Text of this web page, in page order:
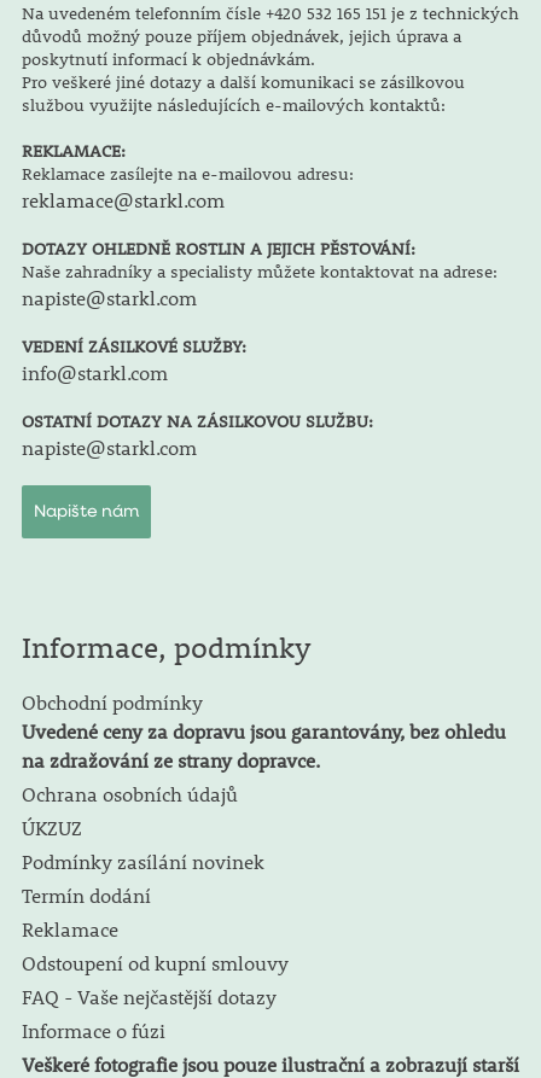
Na uvedeném telefonním čísle +420 532 165 151 je z technických
důvodů možný pouze příjem objednávek, jejich úprava a
poskytnutí informací k objednávkám.
Pro veškeré jiné dotazy a další komunikaci se zásilkovou
službou využijte následujících e-mailových kontaktů:
REKLAMACE:
Reklamace zasílejte na e-mailovou adresu:
reklamace@starkl.com
DOTAZY OHLEDNĚ ROSTLIN A JEJICH PĚSTOVÁNÍ:
Naše zahradníky a specialisty můžete kontaktovat na adrese:
napiste@starkl.com
VEDENÍ ZÁSILKOVÉ SLUŽBY:
info@starkl.com
OSTATNÍ DOTAZY NA ZÁSILKOVOU SLUŽBU:
napiste@starkl.com
Napište nám
Informace, podmínky
Obchodní podmínky
Uvedené ceny za dopravu jsou garantovány, bez ohledu
na zdražování ze strany dopravce.
Ochrana osobních údajů
ÚKZUZ
Podmínky zasílání novinek
Termín dodání
Reklamace
Odstoupení od kupní smlouvy
FAQ - Vaše nejčastější dotazy
Informace o fúzi
Veškeré fotografie jsou pouze ilustrační a zobrazují starší